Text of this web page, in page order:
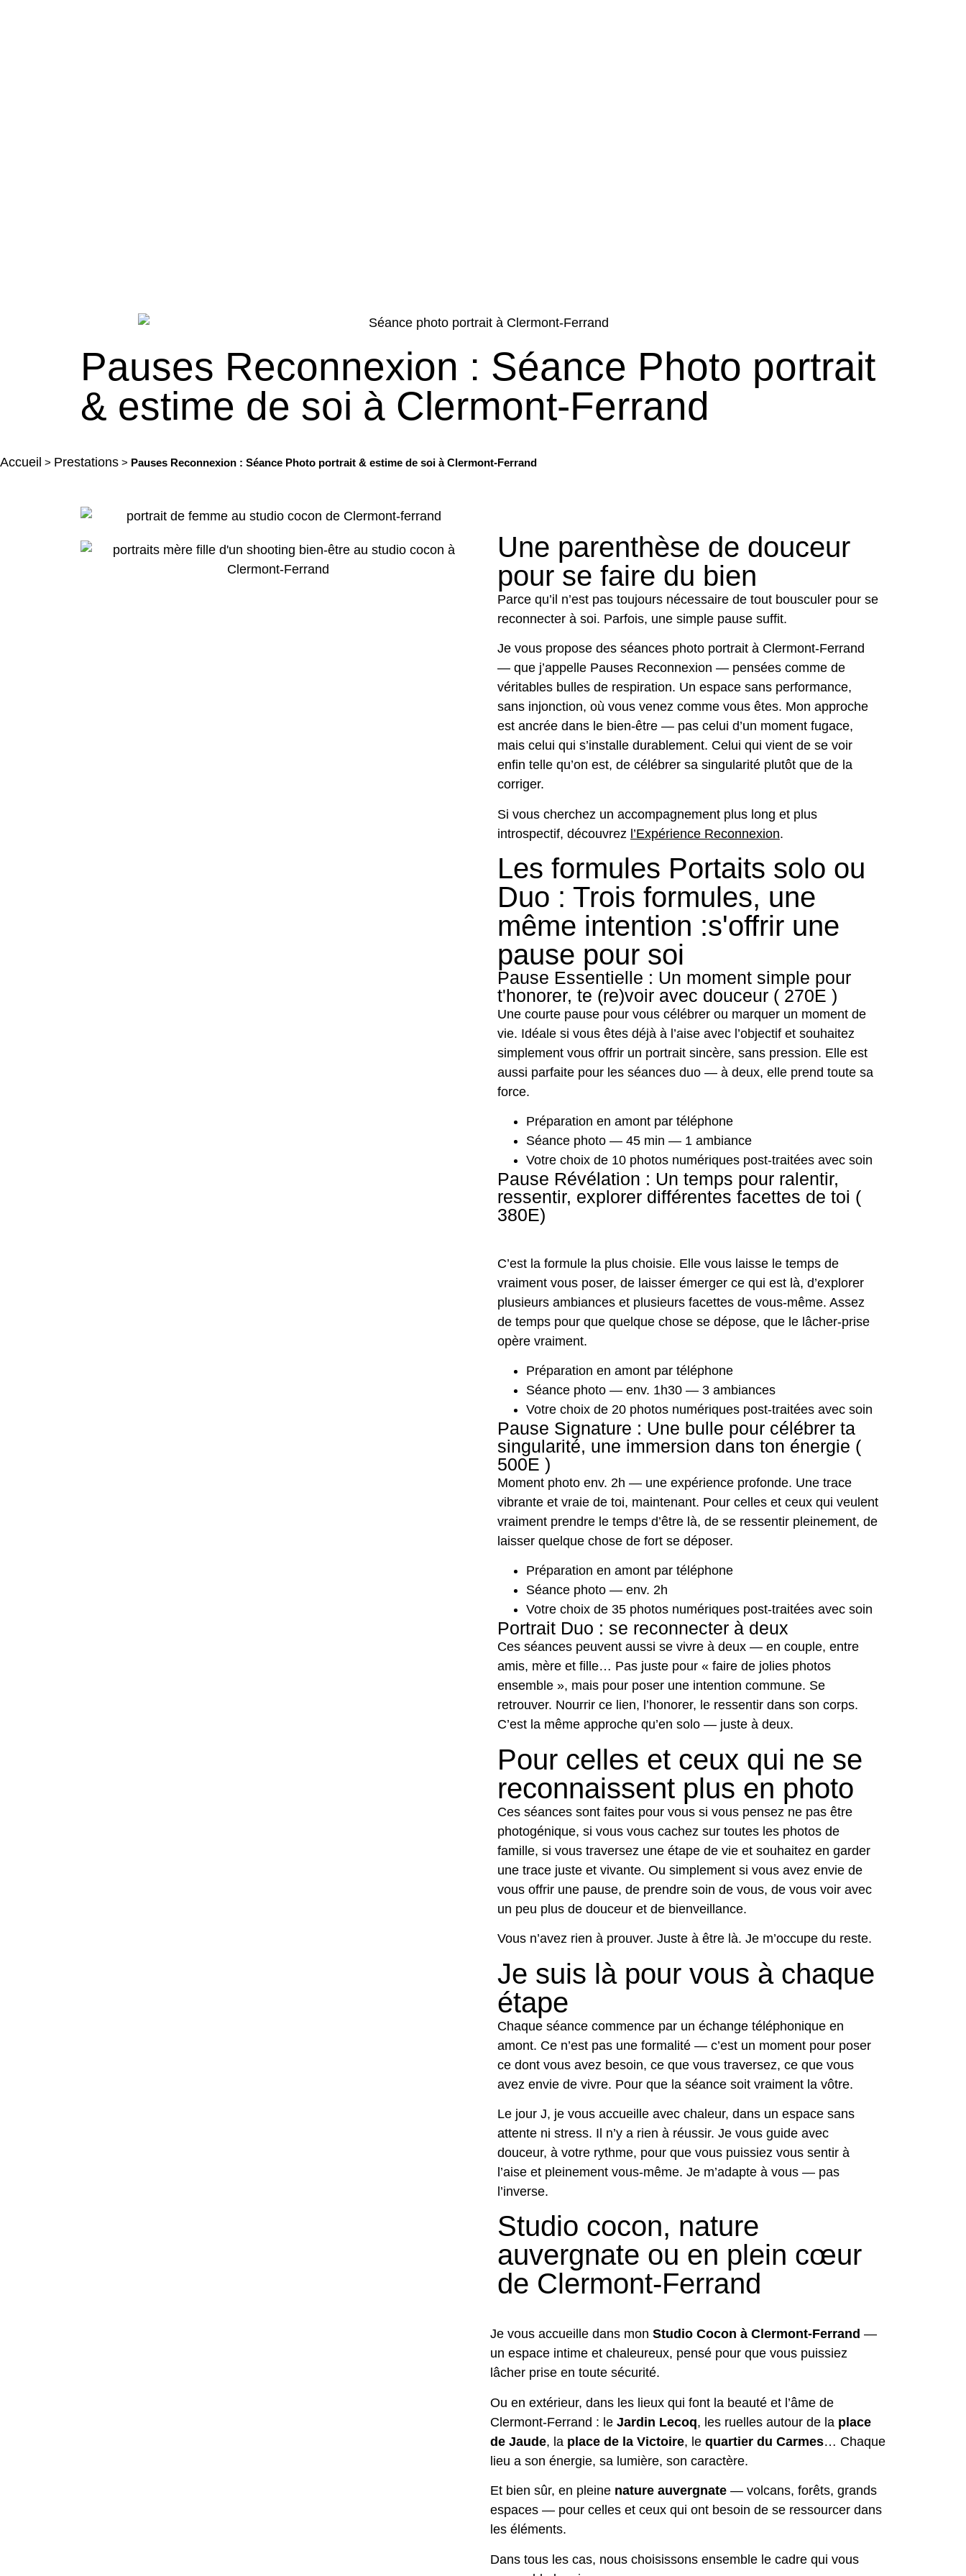
Pauses Reconnexion : Séance Photo portrait
& estime de soi à Clermont-Ferrand
Accueil > Prestations > Pauses Reconnexion : Séance Photo portrait & estime de soi à Clermont-Ferrand
Une parenthèse de douceur
pour se faire du bien
Parce qu’il n’est pas toujours nécessaire de tout bousculer pour se
reconnecter à soi. Parfois, une simple pause suffit.
Je vous propose des séances photo portrait à Clermont-Ferrand
— que j’appelle Pauses Reconnexion — pensées comme de
véritables bulles de respiration. Un espace sans performance,
sans injonction, où vous venez comme vous êtes. Mon approche
est ancrée dans le bien-être — pas celui d’un moment fugace,
mais celui qui s’installe durablement. Celui qui vient de se voir
enfin telle qu’on est, de célébrer sa singularité plutôt que de la
corriger.
Si vous cherchez un accompagnement plus long et plus
introspectif, découvrez l’Expérience Reconnexion.
Les formules Portaits solo ou
Duo : Trois formules, une
même intention :s'offrir une
pause pour soi
Pause Essentielle : Un moment simple pour
t'honorer, te (re)voir avec douceur ( 270E )
Une courte pause pour vous célébrer ou marquer un moment de
vie. Idéale si vous êtes déjà à l’aise avec l’objectif et souhaitez
simplement vous offrir un portrait sincère, sans pression. Elle est
aussi parfaite pour les séances duo — à deux, elle prend toute sa
force.
Préparation en amont par téléphone
Séance photo — 45 min — 1 ambiance
Votre choix de 10 photos numériques post-traitées avec soin
Pause Révélation : Un temps pour ralentir,
ressentir, explorer différentes facettes de toi (
380E)
C’est la formule la plus choisie. Elle vous laisse le temps de
vraiment vous poser, de laisser émerger ce qui est là, d’explorer
plusieurs ambiances et plusieurs facettes de vous-même. Assez
de temps pour que quelque chose se dépose, que le lâcher-prise
opère vraiment.
Préparation en amont par téléphone
Séance photo — env. 1h30 — 3 ambiances
Votre choix de 20 photos numériques post-traitées avec soin
Pause Signature : Une bulle pour célébrer ta
singularité, une immersion dans ton énergie (
500E )
Moment photo env. 2h — une expérience profonde. Une trace
vibrante et vraie de toi, maintenant. Pour celles et ceux qui veulent
vraiment prendre le temps d’être là, de se ressentir pleinement, de
laisser quelque chose de fort se déposer.
Préparation en amont par téléphone
Séance photo — env. 2h
Votre choix de 35 photos numériques post-traitées avec soin
Portrait Duo : se reconnecter à deux
Ces séances peuvent aussi se vivre à deux — en couple, entre
amis, mère et fille… Pas juste pour « faire de jolies photos
ensemble », mais pour poser une intention commune. Se
retrouver. Nourrir ce lien, l’honorer, le ressentir dans son corps.
C’est la même approche qu’en solo — juste à deux.
Pour celles et ceux qui ne se
reconnaissent plus en photo
Ces séances sont faites pour vous si vous pensez ne pas être
photogénique, si vous vous cachez sur toutes les photos de
famille, si vous traversez une étape de vie et souhaitez en garder
une trace juste et vivante. Ou simplement si vous avez envie de
vous offrir une pause, de prendre soin de vous, de vous voir avec
un peu plus de douceur et de bienveillance.
Vous n’avez rien à prouver. Juste à être là. Je m’occupe du reste.
Je suis là pour vous à chaque
étape
Chaque séance commence par un échange téléphonique en
amont. Ce n’est pas une formalité — c’est un moment pour poser
ce dont vous avez besoin, ce que vous traversez, ce que vous
avez envie de vivre. Pour que la séance soit vraiment la vôtre.
Le jour J, je vous accueille avec chaleur, dans un espace sans
attente ni stress. Il n’y a rien à réussir. Je vous guide avec
douceur, à votre rythme, pour que vous puissiez vous sentir à
l’aise et pleinement vous-même. Je m’adapte à vous — pas
l’inverse.
Studio cocon, nature
auvergnate ou en plein cœur
de Clermont-Ferrand
Je vous accueille dans mon Studio Cocon à Clermont-Ferrand —
un espace intime et chaleureux, pensé pour que vous puissiez
lâcher prise en toute sécurité.
Ou en extérieur, dans les lieux qui font la beauté et l’âme de
Clermont-Ferrand : le Jardin Lecoq, les ruelles autour de la place
de Jaude, la place de la Victoire, le quartier du Carmes… Chaque
lieu a son énergie, sa lumière, son caractère.
Et bien sûr, en pleine nature auvergnate — volcans, forêts, grands
espaces — pour celles et ceux qui ont besoin de se ressourcer dans
les éléments.
Dans tous les cas, nous choisissons ensemble le cadre qui vous